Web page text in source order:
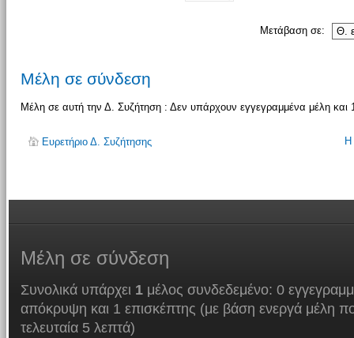
Μετάβαση σε:
Μέλη σε σύνδεση
Μέλη σε αυτή την Δ. Συζήτηση : Δεν υπάρχουν εγγεγραμμένα μέλη και
Ευρετήριο Δ. Συζήτησης Η
Μέλη σε σύνδεση
Συνολικά υπάρχει 1μέλος συνδεδεμένο: 0
απόκρυψη και 1 επισκέπτης (με βάση ενεργά μέλη
τελευταία 5 λεπτά)